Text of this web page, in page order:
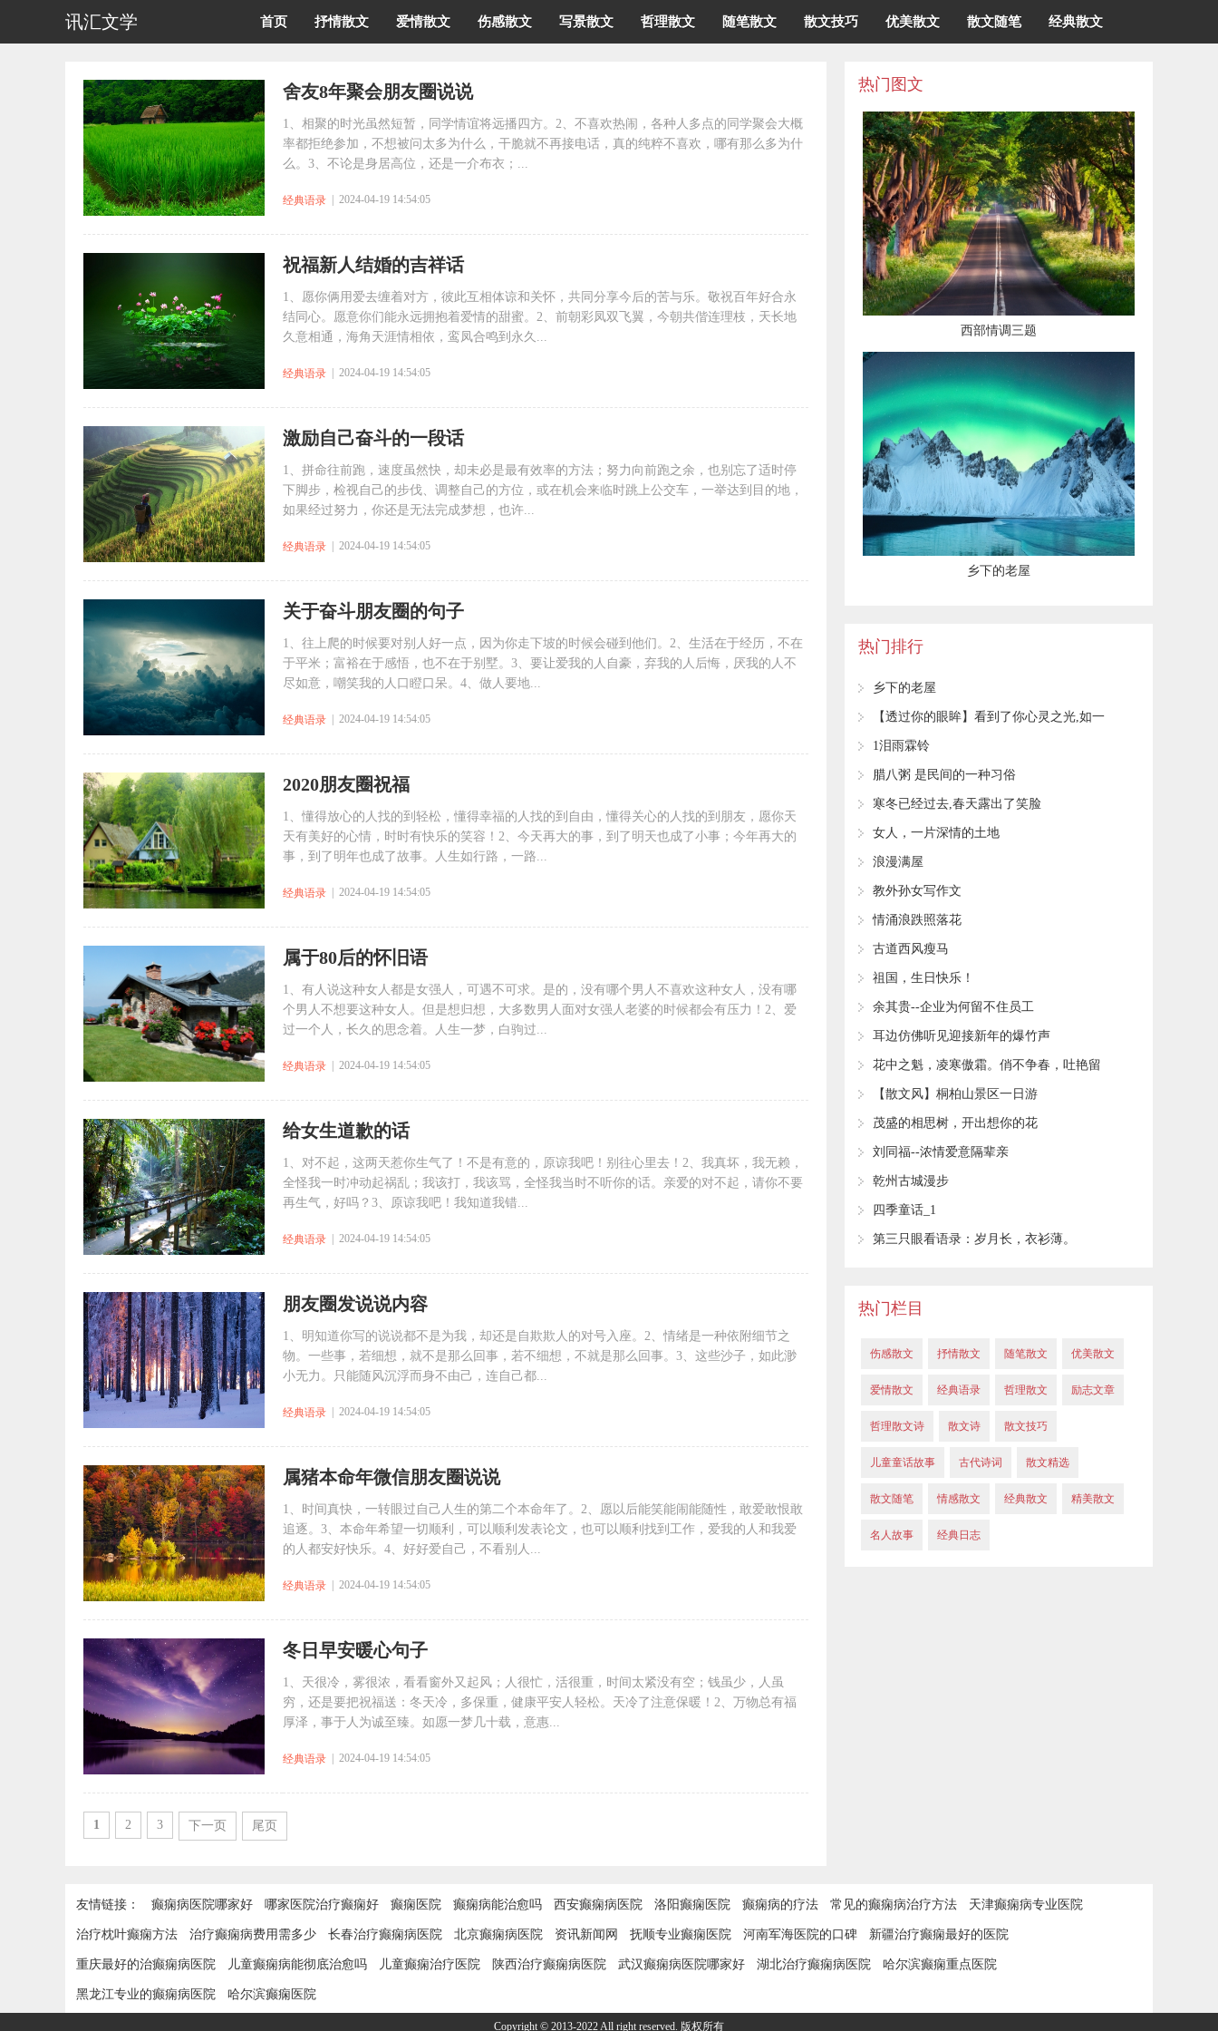
讯汇文学 首页 抒情散文 爱情散文 伤感散文 写景散文 哲理散文 随笔散文 散文技巧 优美散文 散文随笔 经典散文
舍友8年聚会朋友圈说说
1、相聚的时光虽然短暂，同学情谊将远播四方。2、不喜欢热闹，各种人多点的同学聚会大概
率都拒绝参加，不想被问太多为什么，干脆就不再接电话，真的纯粹不喜欢，哪有那么多为什
么。3、不论是身居高位，还是一介布衣；...
经典语录 | 2024-04-19 14:54:05
祝福新人结婚的吉祥话
1、愿你俩用爱去缠着对方，彼此互相体谅和关怀，共同分享今后的苦与乐。敬祝百年好合永
结同心。愿意你们能永远拥抱着爱情的甜蜜。2、前朝彩凤双飞翼，今朝共偕连理枝，天长地
久意相通，海角天涯情相依，鸾凤合鸣到永久...
经典语录 | 2024-04-19 14:54:05
激励自己奋斗的一段话
1、拼命往前跑，速度虽然快，却未必是最有效率的方法；努力向前跑之余，也别忘了适时停
下脚步，检视自己的步伐、调整自己的方位，或在机会来临时跳上公交车，一举达到目的地，
如果经过努力，你还是无法完成梦想，也许...
经典语录 | 2024-04-19 14:54:05
关于奋斗朋友圈的句子
1、往上爬的时候要对别人好一点，因为你走下坡的时候会碰到他们。2、生活在于经历，不在
于平米；富裕在于感悟，也不在于别墅。3、要让爱我的人自豪，弃我的人后悔，厌我的人不
尽如意，嘲笑我的人口瞪口呆。4、做人要地...
经典语录 | 2024-04-19 14:54:05
2020朋友圈祝福
1、懂得放心的人找的到轻松，懂得幸福的人找的到自由，懂得关心的人找的到朋友，愿你天
天有美好的心情，时时有快乐的笑容！2、今天再大的事，到了明天也成了小事；今年再大的
事，到了明年也成了故事。人生如行路，一路...
经典语录 | 2024-04-19 14:54:05
属于80后的怀旧语
1、有人说这种女人都是女强人，可遇不可求。是的，没有哪个男人不喜欢这种女人，没有哪
个男人不想要这种女人。但是想归想，大多数男人面对女强人老婆的时候都会有压力！2、爱
过一个人，长久的思念着。人生一梦，白驹过...
经典语录 | 2024-04-19 14:54:05
给女生道歉的话
1、对不起，这两天惹你生气了！不是有意的，原谅我吧！别往心里去！2、我真坏，我无赖，
全怪我一时冲动起祸乱；我该打，我该骂，全怪我当时不听你的话。亲爱的对不起，请你不要
再生气，好吗？3、原谅我吧！我知道我错...
经典语录 | 2024-04-19 14:54:05
朋友圈发说说内容
1、明知道你写的说说都不是为我，却还是自欺欺人的对号入座。2、情绪是一种依附细节之
物。一些事，若细想，就不是那么回事，若不细想，不就是那么回事。3、这些沙子，如此渺
小无力。只能随风沉浮而身不由己，连自己都...
经典语录 | 2024-04-19 14:54:05
属猪本命年微信朋友圈说说
1、时间真快，一转眼过自己人生的第二个本命年了。2、愿以后能笑能闹能随性，敢爱敢恨敢
追逐。3、本命年希望一切顺利，可以顺利发表论文，也可以顺利找到工作，爱我的人和我爱
的人都安好快乐。4、好好爱自己，不看别人...
经典语录 | 2024-04-19 14:54:05
冬日早安暖心句子
1、天很冷，雾很浓，看看窗外又起风；人很忙，活很重，时间太紧没有空；钱虽少，人虽
穷，还是要把祝福送：冬天冷，多保重，健康平安人轻松。天冷了注意保暖！2、万物总有福
厚泽，事于人为诚至臻。如愿一梦几十载，意惠...
经典语录 | 2024-04-19 14:54:05
1 2 3 下一页 尾页
热门图文
西部情调三题
乡下的老屋
热门排行
乡下的老屋
【透过你的眼眸】看到了你心灵之光,如一
湖秋
1泪雨霖铃
腊八粥 是民间的一种习俗
寒冬已经过去,春天露出了笑脸
女人，一片深情的土地
浪漫满屋
教外孙女写作文
情涌浪跌照落花
古道西风瘦马
祖国，生日快乐！
余其贵--企业为何留不住员工
耳边仿佛听见迎接新年的爆竹声
花中之魁，凌寒傲霜。俏不争春，吐艳留
香。
【散文风】桐柏山景区一日游
茂盛的相思树，开出想你的花
刘同福--浓情爱意隔辈亲
乾州古城漫步
四季童话_1
第三只眼看语录：岁月长，衣衫薄。
热门栏目
伤感散文 抒情散文 随笔散文 优美散文
爱情散文 经典语录 哲理散文 励志文章
哲理散文诗 散文诗 散文技巧
儿童童话故事 古代诗词 散文精选
散文随笔 情感散文 经典散文 精美散文
名人故事 经典日志
友情链接： 癫痫病医院哪家好 哪家医院治疗癫痫好 癫痫医院 癫痫病能治愈吗 西安癫痫病医院 洛阳癫痫医院 癫痫病的疗法 常见的癫痫病治疗方法 天津癫痫病专业医院
治疗枕叶癫痫方法 治疗癫痫病费用需多少 长春治疗癫痫病医院 北京癫痫病医院 资讯新闻网 抚顺专业癫痫医院 河南军海医院的口碑 新疆治疗癫痫最好的医院
重庆最好的治癫痫病医院 儿童癫痫病能彻底治愈吗 儿童癫痫治疗医院 陕西治疗癫痫病医院 武汉癫痫病医院哪家好 湖北治疗癫痫病医院 哈尔滨癫痫重点医院
黑龙江专业的癫痫病医院 哈尔滨癫痫医院
Copyright © 2013-2022 All right reserved. 版权所有